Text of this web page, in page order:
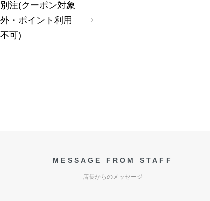
別注(クーポン対象
外・ポイント利用
不可)
MESSAGE FROM STAFF
店長からのメッセージ